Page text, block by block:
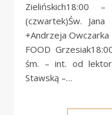
Zielińskich18:00
(czwartek)Św.
+Andrzeja Owczarka
FOOD
śm. – int. od
Stawską –…